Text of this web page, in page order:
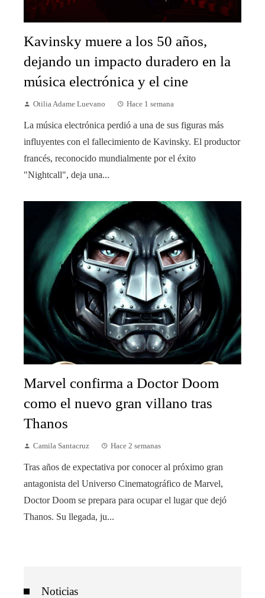
Kavinsky muere a los 50 años,
dejando un impacto duradero en la
música electrónica y el cine
Otilia Adame Luevano Hace 1 semana
La música electrónica perdió a una de sus figuras más
influyentes con el fallecimiento de Kavinsky. El productor
francés, reconocido mundialmente por el éxito
"Nightcall", deja una...
Marvel confirma a Doctor Doom
como el nuevo gran villano tras
Thanos
Camila Santacruz Hace 2 semanas
Tras años de expectativa por conocer al próximo gran
antagonista del Universo Cinematográfico de Marvel,
Doctor Doom se prepara para ocupar el lugar que dejó
Thanos. Su llegada, ju...
Noticias